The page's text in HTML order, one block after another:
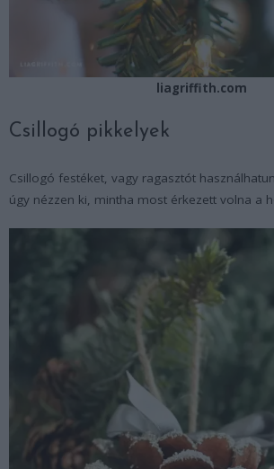
liagriffith.com
Csillogó pikkelyek
Csillogó festéket, vagy ragasztót
úgy nézzen ki, mintha most érkezett volna a